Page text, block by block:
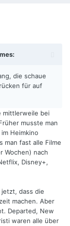
:
die schaue
für auf
mittlerweile bei
musste man
Heimkino
man fast alle Filme
Wochen) nach
Disney+,
dass die
machen. Aber
Departed, New
waren alle über